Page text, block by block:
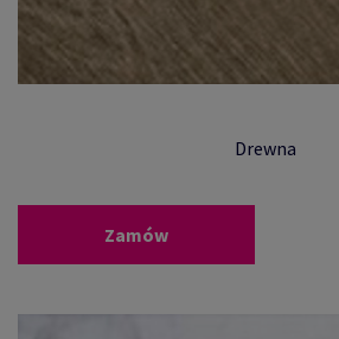
Drewna
Zamów